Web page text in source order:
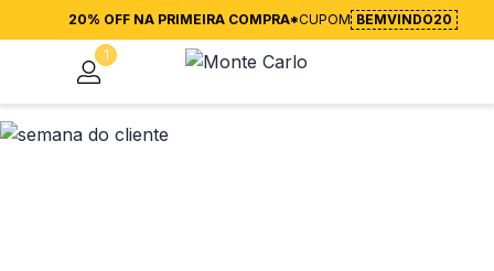
20% OFF NA PRIMEIRA COMPRA*CUPOM BEMVINDO20
1